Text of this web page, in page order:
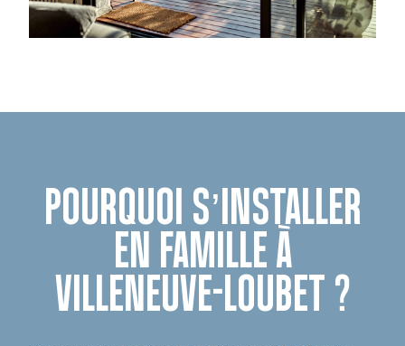
POURQUOI S’INSTALLER
EN FAMILLE À
VILLENEUVE-LOUBET ?